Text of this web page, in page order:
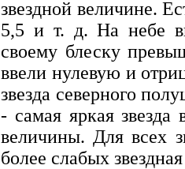
звездной величине.
5,5 и т. д. На небе
своему блеску
ввели нулевую и
звезда северного
- самая яркая
величины. Для всех
более слабых